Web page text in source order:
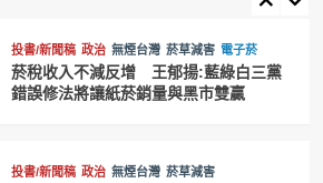
投書/新聞稿 政治 無煙台灣 菸草減害 電子菸
菸稅收入不減反增 王郁揚:藍綠白三黨
錯誤修法將讓紙菸銷量與黑市雙贏
投書/新聞稿 政治 無煙台灣 菸草減害